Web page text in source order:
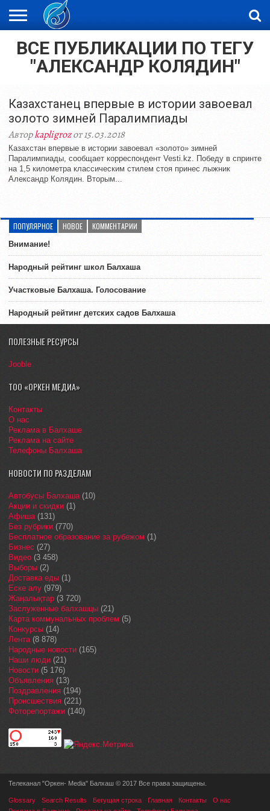
ЖАҢАЛЫҚТАР
НОВОСТИ
ВИДЕО
ФОТОРЕПОРТАЖИ
ОРКЕН
LIVETV
ВСЕ ПУБЛИКАЦИИ ПО ТЕГУ
"АЛЕКСАНДР КОЛЯДИН"
Казахстанец впервые в истории завоевал
золото зимней Паралимпиады
Авторkapligrozот 15.03.2018
Казахстан впервые в истории завоевал «золото» зимней
Паралимпиады, сообщает корреспондент Vesti.kz. Победу в спринте
на 1,5 километра классическим стилем стоя принес лыжник
Александр Колядин. Вторым...
ПОПУЛЯРНОЕ НОВОЕ КОММЕНТАРИИ
Внимание!
Народный рейтинг школ Балхаша
Участковые Балхаша. Голосование
Народный рейтинг детских садов Балхаша
ПОЛЕЗНЫЕ РЕСУРСЫ
Jooble
ТОО «ОРКЕН МЕДИА»
Контакты
О нас
Реклама в Балхаше
Реклама на сайте
Телефоны Балхаша
НОВОСТИ ПО РАЗДЕЛАМ
Автобусы Балхаша(10)
Акции и скидки (1)
Афиша(131)
Без рубрики (770)
Бесплатное образование за рубежом (1)
Бизнес (27)
Видео (3 458)
Выборы (2)
Доставка еды (1)
Еске алу (979)
Жаңалықтар (3 720)
Заслуженные балхашцы (21)
Карта коммунальных проблем (5)
Конкурсы (14)
Лента(8 878)
Народные новости (165)
Наши люди (21)
Новости (5 176)
Объявления (13)
Поздравления (194)
Происшествия (221)
Фоторепортажи (140)
Телеканал "Оркен- Media" Балхаш © 2017 Все права защищены.
Glossary Search Results Бегущая строка Главная Контакты
О нас